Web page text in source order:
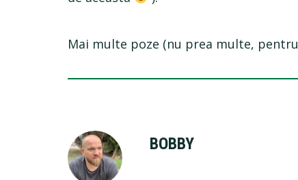
Mai multe poze (nu prea multe,
BOBBY